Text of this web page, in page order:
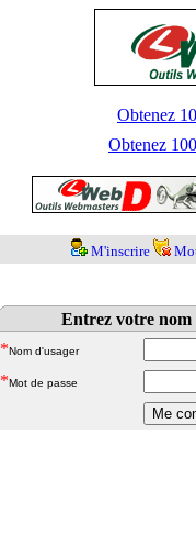
Obtenez
Obtenez
M'inscrire
Entrez votre nom
*Nom d'usager
*Mot de passe